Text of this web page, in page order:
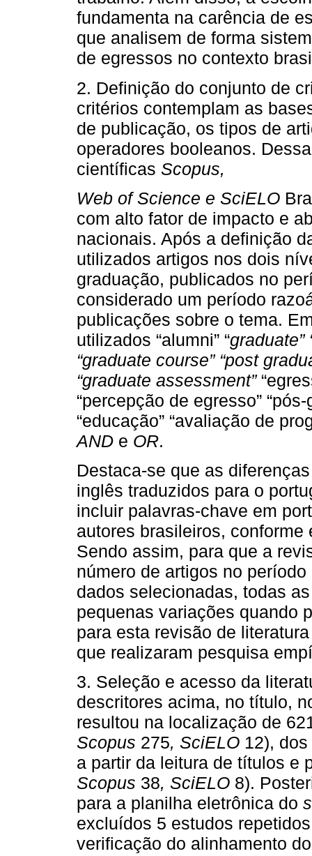
fundamenta na carência de
que analisem de forma
de egressos no contexto
2. Definição do conjunto de
critérios contemplam as
de publicação, os tipos de
operadores booleanos.
científicas Scopus,
Web of Science e SciELO
com alto fator de impacto e
nacionais. Após a definição
utilizados artigos nos dois
graduação, publicados no
considerado um período
publicações sobre o tema.
utilizados “alumni” “graduate”
“graduate course” “post
“graduate assessment”
“percepção de egresso”
“educação” “avaliação de
AND e OR.
Destaca-se que as
inglês traduzidos para o
incluir palavras-chave em
autores brasileiros,
Sendo assim, para que a
número de artigos no
dados selecionadas, todas
pequenas variações quando
para esta revisão de
que realizaram pesquisa
3. Seleção e acesso da
descritores acima, no título,
resultou na localização de
Scopus 275, SciELO 12),
a partir da leitura de títulos e
Scopus 38, SciELO 8).
para a planilha eletrônica do
excluídos 5 estudos
verificação do alinhamento